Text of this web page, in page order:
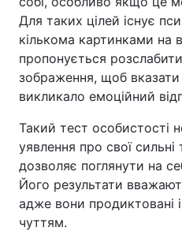
Спорт
Техно і зв'язок
Зброя
Здоров'я
Цікавинки
Для таких цілей існує
кількома картинками на
пропонується
зображення, щоб
викликало емоційний
Такий тест особистості
уявлення про свої
дозволяє поглянути на
Його результати
адже вони продиктовані
чуттям.